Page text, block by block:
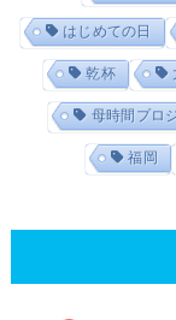
はじめての日
乾杯
母時間プロ
福岡